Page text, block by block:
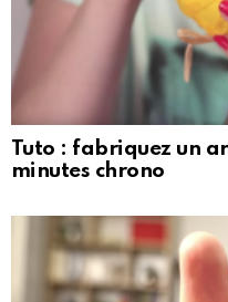
Tuto : fabriquez un
minutes chrono